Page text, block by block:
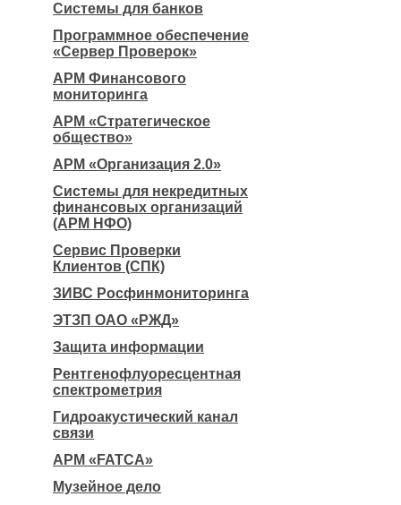
Системы для банков
Программное обеспечение
«Сервер Проверок»
АРМ Финансового
мониторинга
АРМ «Стратегическое
общество»
АРМ «Организация 2.0»
Системы для некредитных
финансовых организаций
(АРМ НФО)
Сервис Проверки
Клиентов (СПК)
ЗИВС Росфинмониторинга
ЭТЗП ОАО «РЖД»
Защита информации
Рентгенофлуоресцентная
спектрометрия
Гидроакустический канал
связи
АРМ «FATCA»
Музейное дело